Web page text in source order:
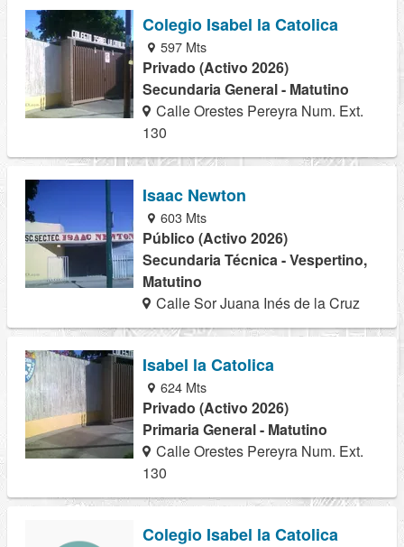
Colegio Isabel la Catolica
597 Mts
Privado (Activo 2026)
Secundaria General - Matutino
Calle Orestes Pereyra Num. Ext.
130
Isaac Newton
603 Mts
Público (Activo 2026)
Secundaria Técnica - Vespertino,
Matutino
Calle Sor Juana Inés de la Cruz
Isabel la Catolica
624 Mts
Privado (Activo 2026)
Primaria General - Matutino
Calle Orestes Pereyra Num. Ext.
130
Colegio Isabel la Catolica